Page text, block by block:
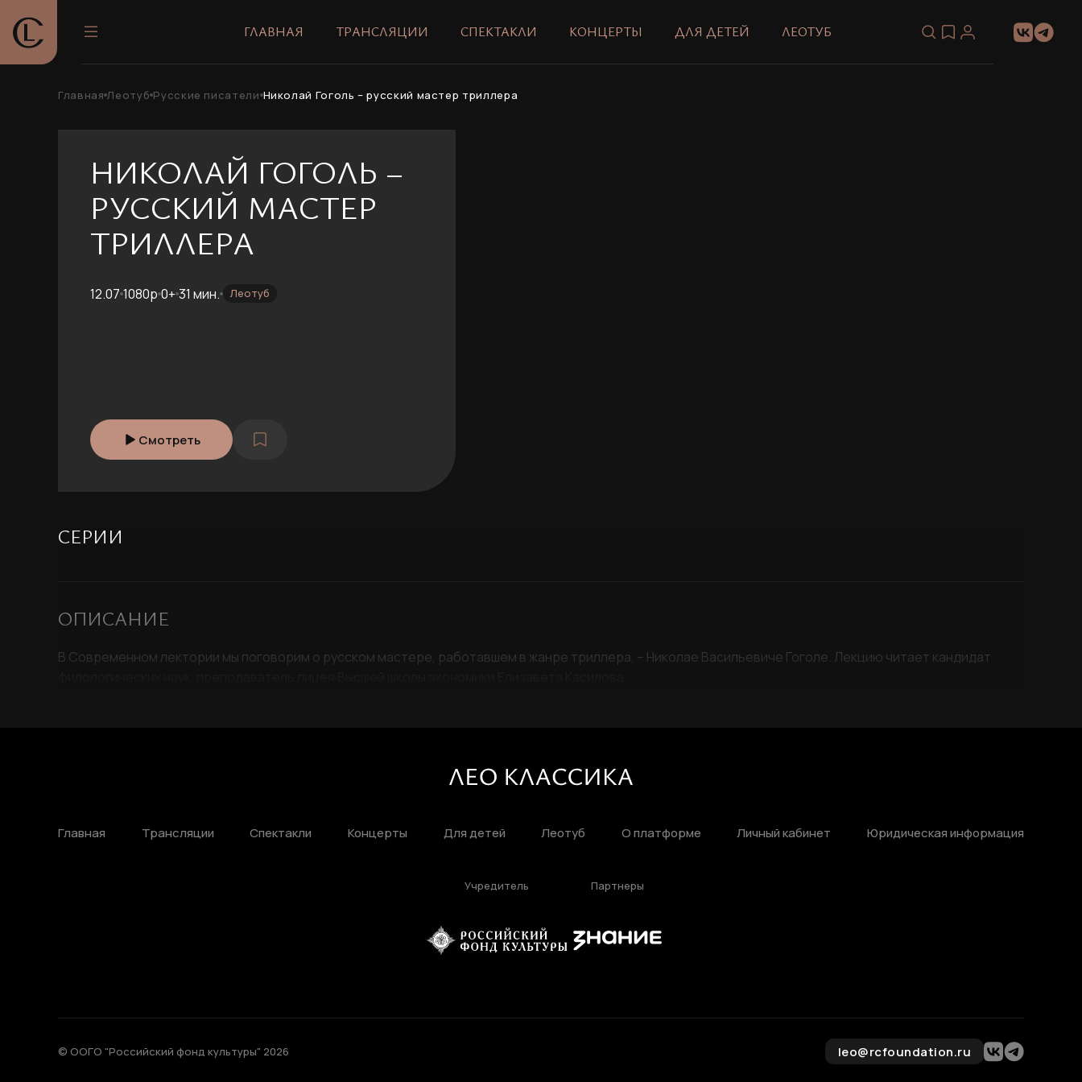
ГЛАВНАЯ ТРАНСЛЯЦИИ СПЕКТАКЛИ КОНЦЕРТЫ ДЛЯ ДЕТЕЙ ЛЕОТУБ
Главная Леотуб Русские писатели Николай Гоголь – русский мастер триллера
НИКОЛАЙ ГОГОЛЬ –
РУССКИЙ МАСТЕР
ТРИЛЛЕРА
12.07 1080p 0+ 31 мин. Леотуб
Смотреть
СЕРИИ
ОПИСАНИЕ
В Современном лектории мы поговорим о русском мастере, работавшем в жанре триллера, – Николае Васильевиче Гоголе. Лекцию читает кандидат
Главная Трансляции Спектакли Концерты Для детей Леотуб О платформе Личный кабинет Юридическая информация
Учредитель Партнеры
© ООГО "Российский фонд культуры" 2026 leo@rcfoundation.ru
ЛИЧНЫЙ КАБИНЕТ
Задайте пароль
ВОССТАНОВИТЬ ПАРОЛЬ